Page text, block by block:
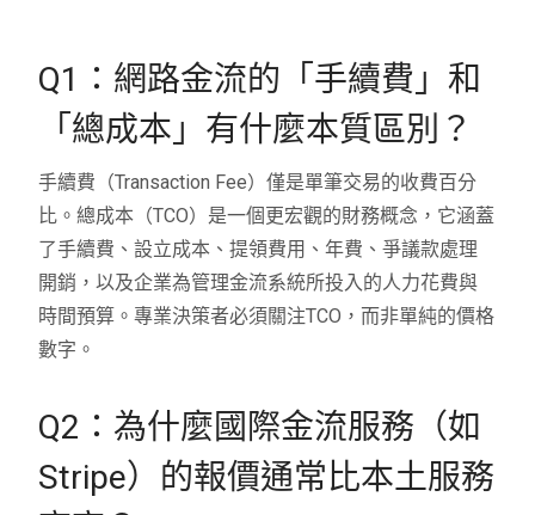
Q1：網路金流的「手續費」和
「總成本」有什麼本質區別？
手續費（Transaction Fee）僅是單筆交易的收費百分
比。總成本（TCO）是一個更宏觀的財務概念，它涵蓋
了手續費、設立成本、提領費用、年費、爭議款處理
開銷，以及企業為管理金流系統所投入的人力花費與
時間預算。專業決策者必須關注TCO，而非單純的價格
數字。
Q2：為什麼國際金流服務（如
Stripe）的報價通常比本土服務